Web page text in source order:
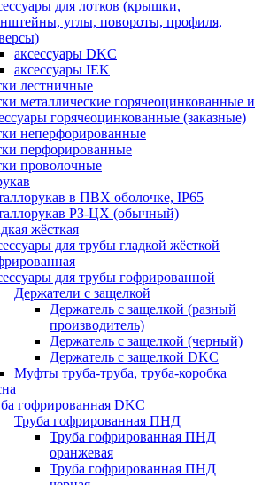
для лотков (крышки,
углы, повороты, профиля,
аксессуары DKC
аксессуары IEK
лестничные
металлические горячеоцинкованные и
горячеоцинкованные (заказные)
неперфорированные
перфорированные
проволочные
в ПВХ оболочке, IP65
РЗ-ЦХ (обычный)
жёсткая
для трубы гладкой жёсткой
для трубы гофрированной
Держатели с защелкой
Держатель с защелкой (разный
производитель)
Держатель с защелкой (черный)
Держатель с защелкой DKC
Муфты труба-труба, труба-коробка
гофрированная DKC
Труба гофрированная ПНД
Труба гофрированная ПНД
оранжевая
Труба гофрированная ПНД